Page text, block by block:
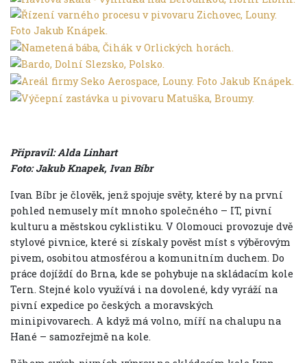
Připravil: Alda Linhart
Foto: Jakub Knapek, Ivan Bíbr
Ivan Bíbr je člověk, jenž spojuje světy, které by na první
pohled nemusely mít mnoho společného – IT, pivní
kulturu a městskou cyklistiku. V Olomouci provozuje dvě
stylové pivnice, které si získaly pověst míst s výběrovým
pivem, osobitou atmosférou a komunitním duchem. Do
práce dojíždí do Brna, kde se pohybuje na skládacím kole
Tern. Stejné kolo využívá i na dovolené, kdy vyráží na
pivní expedice po českých a moravských
minipivovarech. A když má volno, míří na chalupu na
Hané – samozřejmě na kole.